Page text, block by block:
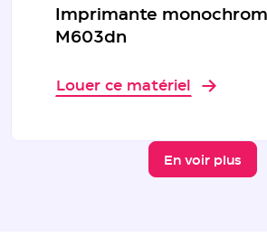
Imprimante
M603dn
Louer ce matériel
En voir plus